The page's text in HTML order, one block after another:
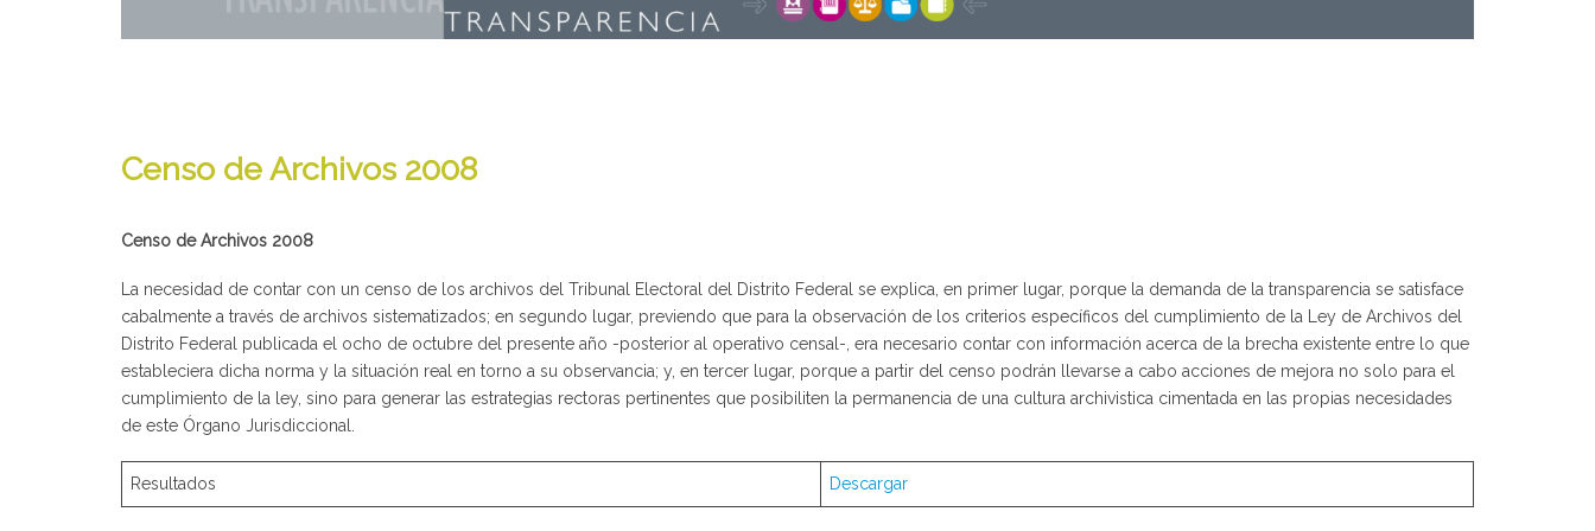
Censo de Archivos 2008
Censo de Archivos 2008
La necesidad de contar con un censo de los archivos del Tribunal Electoral del Distrito Federal se explica, en primer lugar, porque la demanda de la transparencia se satisface
cabalmente a través de archivos sistematizados; en segundo lugar, previendo que para la observación de los criterios específicos del cumplimiento de la Ley de Archivos del
Distrito Federal publicada el ocho de octubre del presente año -posterior al operativo censal-, era necesario contar con información acerca de la brecha existente entre lo que
estableciera dicha norma y la situación real en torno a su observancia; y, en tercer lugar, porque a partir del censo podrán llevarse a cabo acciones de mejora no solo para el
cumplimiento de la ley, sino para generar las estrategias rectoras pertinentes que posibiliten la permanencia de una cultura archivistica cimentada en las propias necesidades
de este Órgano Jurisdiccional.
Resultados Descargar